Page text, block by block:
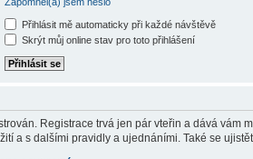
Přihlásit mě automaticky při každé návštěvě
Skrýt můj online stav pro toto přihlášení
Registrace trvá jen pár vteřin a dává vám
a s dalšími pravidly a ujednáními. Také se